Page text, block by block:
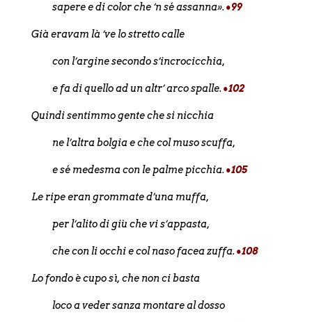
sapere e di color che ‘n sé assanna». •99
Già eravam là ‘ve lo stretto calle
con l’argine secondo s’incrocicchia,
e fa di quello ad un altr’ arco spalle. •102
Quindi sentimmo gente che si nicchia
ne l’altra bolgia e che col muso scuffa,
e sé medesma con le palme picchia. •105
Le ripe eran grommate d’una muffa,
per l’alito di giù che vi s’appasta,
che con li occhi e col naso facea zuffa. •108
Lo fondo è cupo sì, che non ci basta
loco a veder sanza montare al dosso